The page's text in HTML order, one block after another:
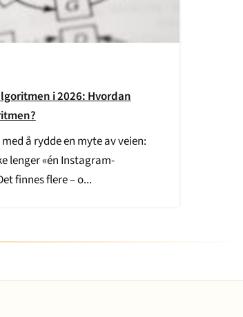
i 2026: Hvordan
å rydde en myte av veien:
lenger «én Instagram-
finnes flere – o...